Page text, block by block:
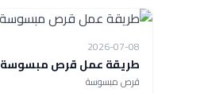
2026-07-08
طريقة عمل قرص مبسوسة
قرص مبسوسة